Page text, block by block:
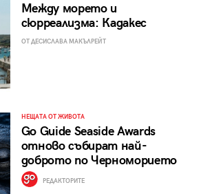
Между морето и
сюрреализма: Кадакес
ОТ ДЕСИСЛАВА МАКЪЛРЕЙТ
НЕЩАТА ОТ ЖИВОТА
Go Guide Seaside Awards
отново събират най-
доброто по Черноморието
РЕДАКТОРИТЕ